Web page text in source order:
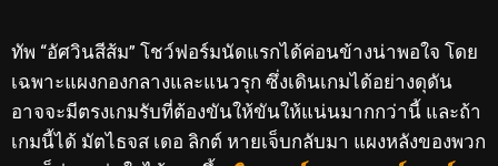
ทัพ “อัศวินสีส้ม” โชว์ฟอร์มนัดแรกได้ค่อนข้างน่าพอใจ โดย
เฉพาะแผงกองกลางและแนวรุก ซึ่งเดินเกมได้อย่างดุดัน
อาจจะมีตรงเกมรับที่ต้องขันให้ขันให้แน่นมากกว่านี้ และถ้า
เกมนี้ได้ มัตไธจส เดอ ลิกต์ หายเจ็บกลับมา แผงหลังของพวก